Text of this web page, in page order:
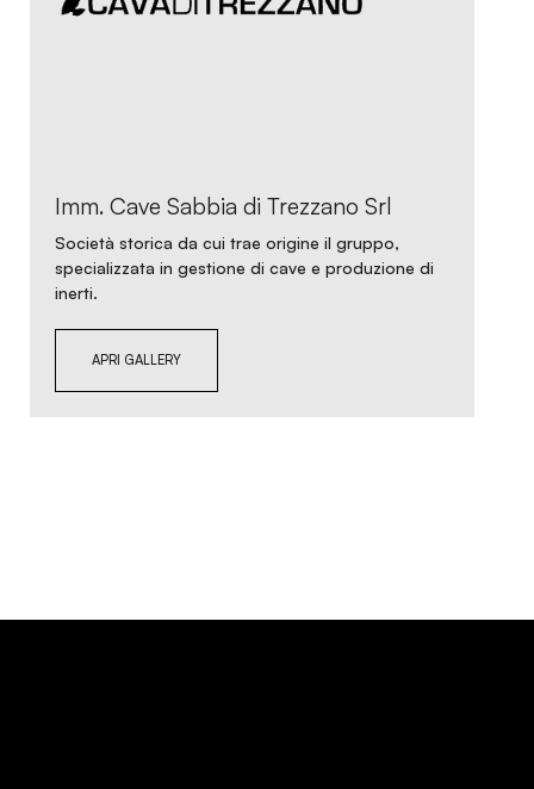
Imm. Cave Sabbia di Trezzano Srl
Società storica da cui trae origine il gruppo,
specializzata in gestione di cave e produzione di
inerti.
APRI GALLERY